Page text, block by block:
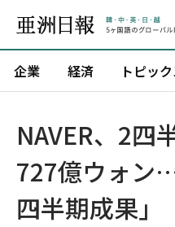
企業 経済 トピッ
NAVER、2四
727億ウォン
四半期成果」